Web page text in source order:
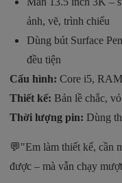
ảnh, vẽ, trình chiếu
Dùng bút Surface
đều tiện
Cấu hình: Core i5,
Thiết kế: Bản lề chắc,
Thời lượng pin: Dùng
💬"Em làm thiết kế, cần
được – mà vẫn chạy